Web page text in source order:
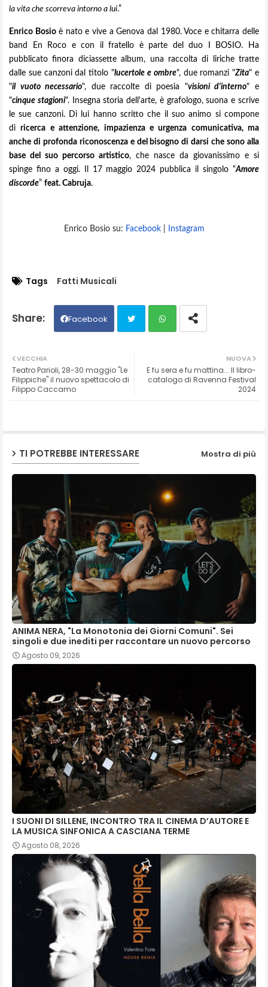
la vita che scorreva intorno a lui.”
Enrico Bosioè nato e vive a Genova dal 1980. Voce e chitarra delle
band En Roco e con il fratello è parte del duo I BOSIO. Ha
pubblicato finora diciassette album, una raccolta di liriche tratte
dalle sue canzoni dal titolo "lucertole e ombre", due romanzi "Zita" e
"il vuoto necessario", due raccolte di poesia "visioni d'interno" e
"cinque stagioni". Insegna storia dell'arte, è grafologo, suona e scrive
le sue canzoni. Di lui hanno scritto che il suo animo si compone
diricerca e attenzione, impazienza e urgenza comunicativa, ma
anche di profonda riconoscenza e del bisogno di darsi che sono alla
base del suo percorso artistico, che nasce da giovanissimo e si
spinge fino a oggi. Il 17 maggio 2024 pubblica il singolo “Amore
discorde” feat. Cabruja.
Enrico Bosio su: Facebook| Instagram
Tags Fatti Musicali
Facebook
ter ats
NUOVA
E fu sera e fu mattina... Il libro-
catalogo di Ravenna Festival
2024
VECCHIA
Teatro Parioli, 28-30 maggio "Le
Filippiche" il nuovo spettacolo di
Filippo Caccamo
TI POTREBBE INTERESSARE Mostra di più
ANIMA NERA, "La Monotonia dei Giorni Comuni". Sei
singoli e due inediti per raccontare un nuovo percorso
Agosto 09, 2026
I SUONI DI SILLENE, INCONTRO TRA IL CINEMA D’AUTORE E
LA MUSICA SINFONICA A CASCIANA TERME
Agosto 08, 2026